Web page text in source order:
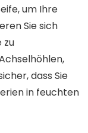
um Ihre
Sie sich
zu
dass Sie
in feuchten